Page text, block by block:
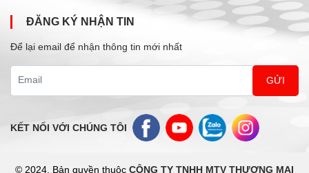
ĐĂNG KÝ NHẬN TIN
Để lại email để nhận thông tin mới nhất
Email
KẾT NỐI VỚI CHÚNG TÔI
© 2024. Bản quyền thuộc CÔNG TY TNHH MTV THƯƠNG MẠI